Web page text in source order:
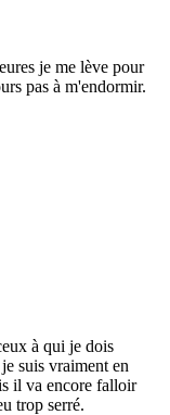
je me lève pour
pas à m'endormir.
à qui je dois
suis vraiment en
il va encore falloir
trop serré.